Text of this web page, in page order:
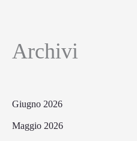
Archivi
Giugno 2026
Maggio 2026